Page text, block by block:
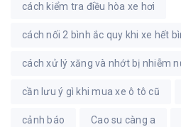
cách kiểm tra điều hòa xe hơi
cách nối 2 bình ắc quy khi xe hết
cách xử lý xăng và nhớt bị nhiễm
cần lưu ý gì khi mua xe ô tô cũ
cảnh báo Cao su càng a